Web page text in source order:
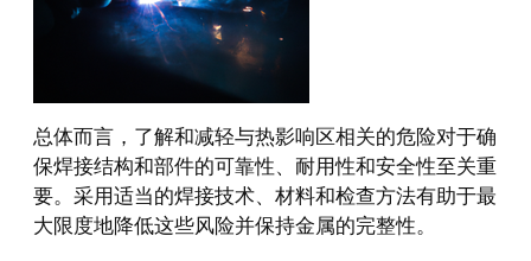
总体而言，了解和减轻与热影响区相关的危险对于确
保焊接结构和部件的可靠性、耐用性和安全性至关重
要。采用适当的焊接技术、材料和检查方法有助于最
大限度地降低这些风险并保持金属的完整性。